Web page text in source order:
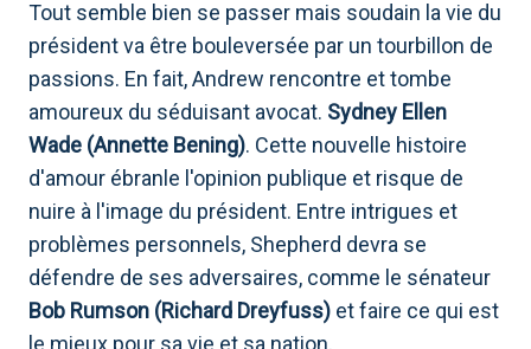
Tout semble bien se passer mais soudain la vie du
président va être bouleversée par un tourbillon de
passions. En fait, Andrew rencontre et tombe
amoureux du séduisant avocat. Sydney Ellen
Wade (Annette Bening). Cette nouvelle histoire
d'amour ébranle l'opinion publique et risque de
nuire à l'image du président. Entre intrigues et
problèmes personnels, Shepherd devra se
défendre de ses adversaires, comme le sénateur
Bob Rumson (Richard Dreyfuss) et faire ce qui est